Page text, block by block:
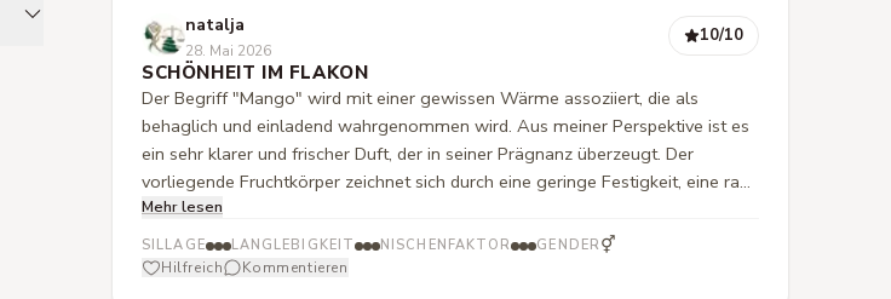
natalja
28. Mai 2026
10/10
SCHÖNHEIT IM FLAKON
Der Begriff "Mango" wird mit einer gewissen Wärme assoziiert, die als
behaglich und einladend wahrgenommen wird. Aus meiner Perspektive ist es
ein sehr klarer und frischer Duft, der in seiner Prägnanz überzeugt. Der
vorliegende Fruchtkörper zeichnet sich durch eine geringe Festigkeit, eine raue
Textur und eine ausgeprägte Sättigung aus. 🥰
Mehr lesen
SILLAGE LANGLEBIGKEIT NISCHENFAKTOR GENDER ⚥
Hilfreich Kommentieren